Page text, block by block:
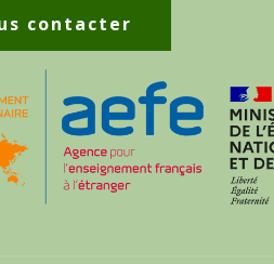
contacter